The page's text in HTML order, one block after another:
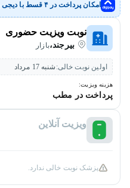
امکان پرداخت در ۴ قسط با دیجی پی
نوبت ویزیت حضوری
بیرجند،بازار
اولین نوبت خالی: شنبه 17 مرداد
هزینه ویزیت:
پرداخت در مطب
ویزیت آنلاین
پزشک نوبت خالی ندارد.